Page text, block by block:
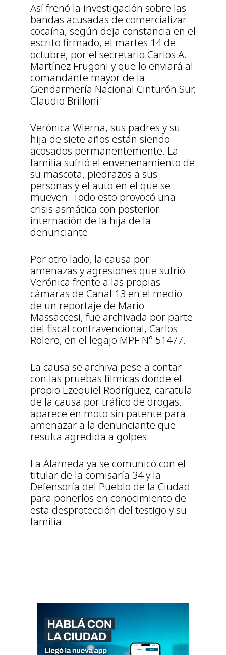
Así frenó la investigación sobre las
bandas acusadas de comercializar
cocaína, según deja constancia en el
escrito firmado, el martes 14 de
octubre, por el secretario Carlos A.
Martínez Frugoni y que lo enviará al
comandante mayor de la
Gendarmería Nacional Cinturón Sur,
Claudio Brilloni.
Verónica Wierna, sus padres y su
hija de siete años están siendo
acosados permanentemente. La
familia sufrió el envenenamiento de
su mascota, piedrazos a sus
personas y el auto en el que se
mueven. Todo esto provocó una
crisis asmática con posterior
internación de la hija de la
denunciante.
Por otro lado, la causa por
amenazas y agresiones que sufrió
Verónica frente a las propias
cámaras de Canal 13 en el medio
de un reportaje de Mario
Massaccesi, fue archivada por parte
del fiscal contravencional, Carlos
Rolero, en el legajo MPF N° 51477.
La causa se archiva pese a contar
con las pruebas fílmicas donde el
propio Ezequiel Rodríguez, caratula
de la causa por tráfico de drogas,
aparece en moto sin patente para
amenazar a la denunciante que
resulta agredida a golpes.
La Alameda ya se comunicó con el
titular de la comisaría 34 y la
Defensoría del Pueblo de la Ciudad
para ponerlos en conocimiento de
esta desprotección del testigo y su
familia.